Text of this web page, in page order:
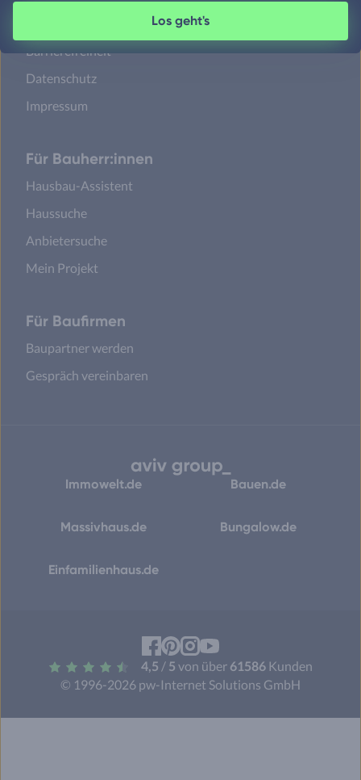
Barrierefreiheit
Datenschutz
Impressum
Für Bauherr:innen
Hausbau-Assistent
Haussuche
Anbietersuche
Mein Projekt
Für Baufirmen
Baupartner werden
Gespräch vereinbaren
Immowelt.de Bauen.de
Massivhaus.de Bungalow.de
Einfamilienhaus.de
© 1996-2026 pw-Internet Solutions GmbH
4,5 / 5 von über 61586Kunden
Facebook
Pinterest
Instagram
Los geht's